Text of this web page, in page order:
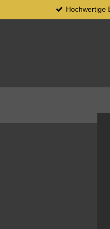
Hauptinhalt
Hochwertige